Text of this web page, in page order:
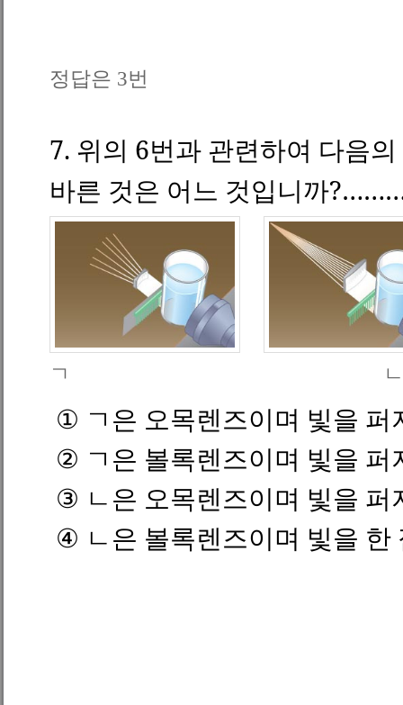
정답은 3번
7. 위의 6번과 관련하여 다음
바른 것은 어느 것입니까?
ㄱ ㄴ
① ㄱ 은 오목렌즈이며 빛을 퍼
② ㄱ 은 볼록렌즈이며 빛을 퍼
③ ㄴ은 오목렌즈이며 빛을 퍼
④ ㄴ은 볼록렌즈이며 빛을 한